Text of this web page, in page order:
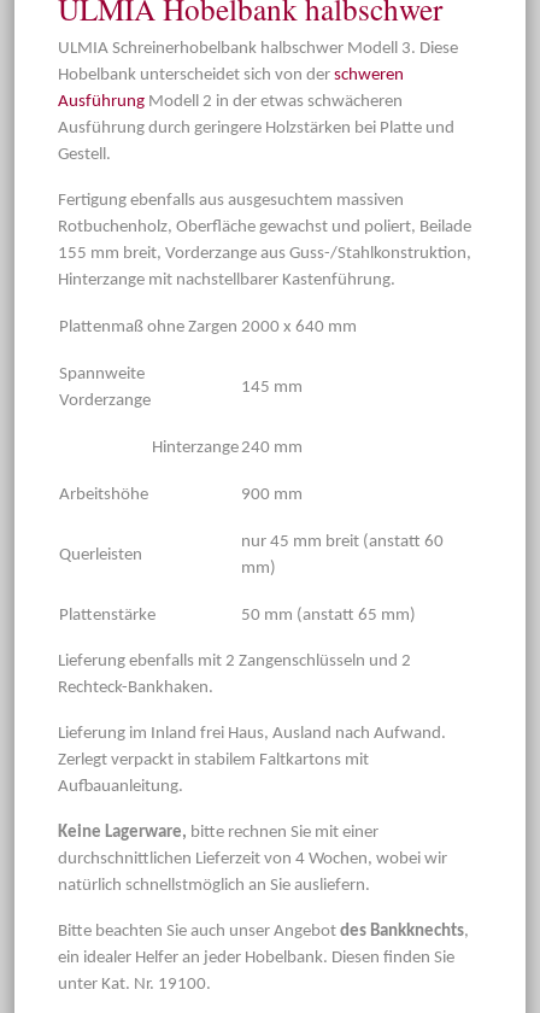
ULMIA Hobelbank halbschwer
ULMIA Schreinerhobelbank halbschwer Modell 3. Diese
Hobelbank unterscheidet sich von der schweren
Ausführung Modell 2 in der etwas schwächeren
Ausführung durch geringere Holzstärken bei Platte und
Gestell.
Fertigung ebenfalls aus ausgesuchtem massiven
Rotbuchenholz, Oberfläche gewachst und poliert, Beilade
155 mm breit, Vorderzange aus Guss-/Stahlkonstruktion,
Hinterzange mit nachstellbarer Kastenführung.
Plattenmaß ohne Zargen 2000 x 640 mm
Spannweite
Vorderzange
145 mm
Hinterzange240 mm
Arbeitshöhe 900 mm
Querleisten
nur 45 mm breit (anstatt 60
mm)
Plattenstärke 50 mm (anstatt 65 mm)
Lieferung ebenfalls mit 2 Zangenschlüsseln und 2
Rechteck-Bankhaken.
Lieferung im Inland frei Haus, Ausland nach Aufwand.
Zerlegt verpackt in stabilem Faltkartons mit
Aufbauanleitung.
Keine Lagerware, bitte rechnen Sie mit einer
durchschnittlichen Lieferzeit von 4 Wochen, wobei wir
natürlich schnellstmöglich an Sie ausliefern.
Bitte beachten Sie auch unser Angebot des Bankknechts,
ein idealer Helfer an jeder Hobelbank. Diesen finden Sie
unter Kat. Nr. 19100.